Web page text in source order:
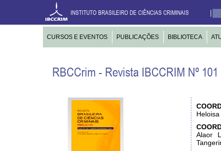
INSTITUTO BRASILEIRO DE CIÊNCIAS CRIMINAIS
CURSOS E EVENTOS PUBLICAÇÕES BIBLIOTECA
RBCCrim - Revista IBCCRIM Nº 101
Alaor